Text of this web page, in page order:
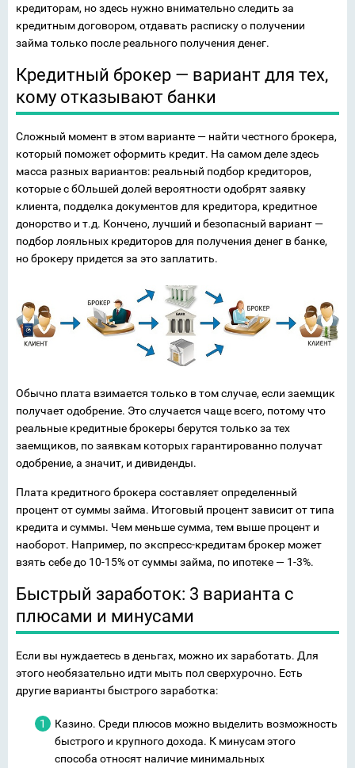
кредиторам, но здесь нужно внимательно следить за
кредитным договором, отдавать расписку о получении
займа только после реального получения денег.
Кредитный брокер — вариант для тех,
кому отказывают банки
Сложный момент в этом варианте — найти честного брокера,
который поможет оформить кредит. На самом деле здесь
масса разных вариантов: реальный подбор кредиторов,
которые с бОльшей долей вероятности одобрят заявку
клиента, подделка документов для кредитора, кредитное
донорство и т.д. Кончено, лучший и безопасный вариант —
подбор лояльных кредиторов для получения денег в банке,
но брокеру придется за это заплатить.
Обычно плата взимается только в том случае, если заемщик
получает одобрение. Это случается чаще всего, потому что
реальные кредитные брокеры берутся только за тех
заемщиков, по заявкам которых гарантированно получат
одобрение, а значит, и дивиденды.
Плата кредитного брокера составляет определенный
процент от суммы займа. Итоговый процент зависит от типа
кредита и суммы. Чем меньше сумма, тем выше процент и
наоборот. Например, по экспресс-кредитам брокер может
взять себе до 10-15% от суммы займа, по ипотеке — 1-3%.
Быстрый заработок: 3 варианта с
плюсами и минусами
Если вы нуждаетесь в деньгах, можно их заработать. Для
этого необязательно идти мыть пол сверхурочно. Есть
другие варианты быстрого заработка:
Казино. Среди плюсов можно выделить возможность
быстрого и крупного дохода. К минусам этого
способа относят наличие минимальных